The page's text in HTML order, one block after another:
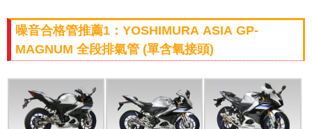
噪音合格管推薦1：YOSHIMURA ASIA GP-
MAGNUM 全段排氣管 (單含氧接頭)